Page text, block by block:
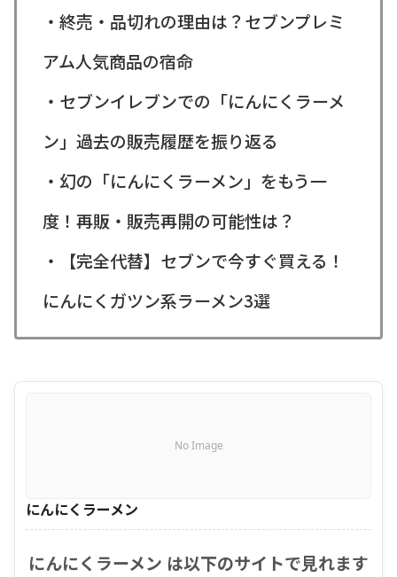
・終売・品切れの理由は？セブンプレミ
アム人気商品の宿命
・セブンイレブンでの「にんにくラーメ
ン」過去の販売履歴を振り返る
・幻の「にんにくラーメン」をもう一
度！再販・販売再開の可能性は？
・【完全代替】セブンで今すぐ買える！
にんにくガツン系ラーメン3選
No Image
にんにくラーメン
にんにくラーメン は以下のサイトで見れます